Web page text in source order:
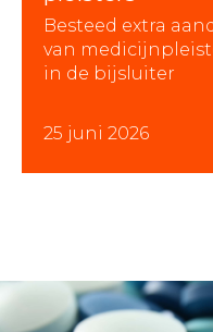
Besteed extra
van
in de bijsluiter
25 juni 2026